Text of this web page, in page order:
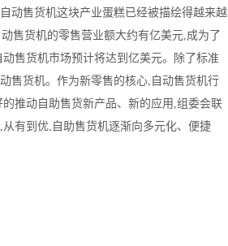
动售货机这块产业蛋糕已经被描绘得越来越
售货机的零售营业额大约有亿美元,成为了
售货机市场预计将达到亿美元。除了标准
售货机。作为新零售的核心,自动售货机行
推动自助售货新产品、新的应用,组委会联
有到优,自助售货机逐渐向多元化、便捷